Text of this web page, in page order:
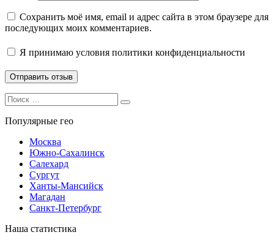
Сохранить моё имя, email и адрес сайта в этом браузере для
последующих моих комментариев.
Я принимаю условия политики конфиденциальности
Search
for:
Search
Популярные гео
Москва
Южно-Сахалинск
Салехард
Сургут
Ханты-Мансийск
Магадан
Санкт-Петербург
Наша статистика